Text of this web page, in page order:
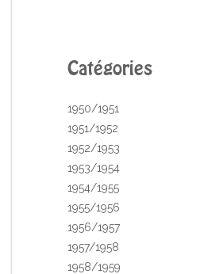
Catégories
1950/1951
1951/1952
1952/1953
1953/1954
1954/1955
1955/1956
1956/1957
1957/1958
1958/1959